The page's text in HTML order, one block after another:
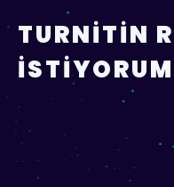
TURNITIN
İSTIYORUM